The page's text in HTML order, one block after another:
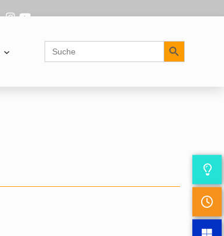
Search
for:
Search Button